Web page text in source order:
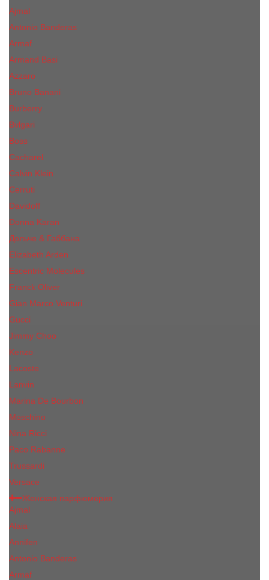
Ajmal
Antonio Banderas
Armaf
Armand Basi
Azzaro
Bruno Banani
Burberry
Bvlgari
Boss
Cacharel
Calvin Klein
Cerruti
Davidoff
Donna Karan
Дольче & Габбана
Elizabeth Arden
Escentric Molecules
Franck Oliver
Gian Marco Venturi
Gucci
Jimmy Choo
Kenzo
Lacoste
Lanvin
Marina De Bourbon
Moschino
Nina Ricci
Paco Rabanne
Trussardi
Versace
Женская парфюмерия
Ajmal
Alaia
Annifen
Antonio Banderas
Armaf